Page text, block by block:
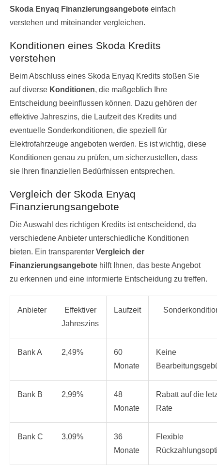
Skoda Enyaq Finanzierungsangebote einfach
verstehen und miteinander vergleichen.
Konditionen eines Skoda Kredits
verstehen
Beim Abschluss eines Skoda Enyaq Kredits stoßen Sie
auf diverse Konditionen, die maßgeblich Ihre
Entscheidung beeinflussen können. Dazu gehören der
effektive Jahreszins, die Laufzeit des Kredits und
eventuelle Sonderkonditionen, die speziell für
Elektrofahrzeuge angeboten werden. Es ist wichtig, diese
Konditionen genau zu prüfen, um sicherzustellen, dass
sie Ihren finanziellen Bedürfnissen entsprechen.
Vergleich der Skoda Enyaq
Finanzierungsangebote
Die Auswahl des richtigen Kredits ist entscheidend, da
verschiedene Anbieter unterschiedliche Konditionen
bieten. Ein transparenter Vergleich der
Finanzierungsangebote hilft Ihnen, das beste Angebot
zu erkennen und eine informierte Entscheidung zu treffen.
Anbieter
Effektiver
Jahreszins
Laufzeit
Bank A 2,49%
60
Monate
Keine
Bank B 2,99%
48
Monate
Rabatt auf die
Rate
Bank C 3,09%
36
Monate
Flexible